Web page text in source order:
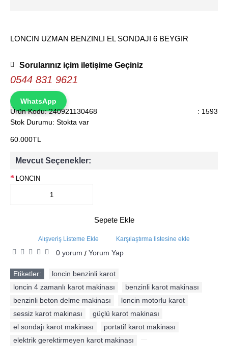
LONCIN UZMAN BENZINLI EL SONDAJI 6 BEYGIR
Sorularınız içim iletişime Geçiniz
0544 831 9621
WhatsApp
: 1593
Ürün Kodu:240921130468
Stok Durumu: Stokta var
60.000TL
Mevcut Seçenekler:
LONCIN
Sepete Ekle
Alışveriş Listeme Ekle Karşılaştırma listesine ekle
0 yorum / Yorum Yap
Etiketler: loncin benzinli karot
loncin 4 zamanlı karot makinası
benzinli karot makinası
benzinli beton delme makinası
loncin motorlu karot
sessiz karot makinası
güçlü karot makinası
el sondajı karot makinası
portatif karot makinası
elektrik gerektirmeyen karot makinası